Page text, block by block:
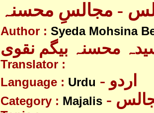
- مجالسِ محسنہ
Author : Syeda Mohsina
محسنہ بیگم نقوی
Translator :
Language : Urdu - اردو
Category : Majalis